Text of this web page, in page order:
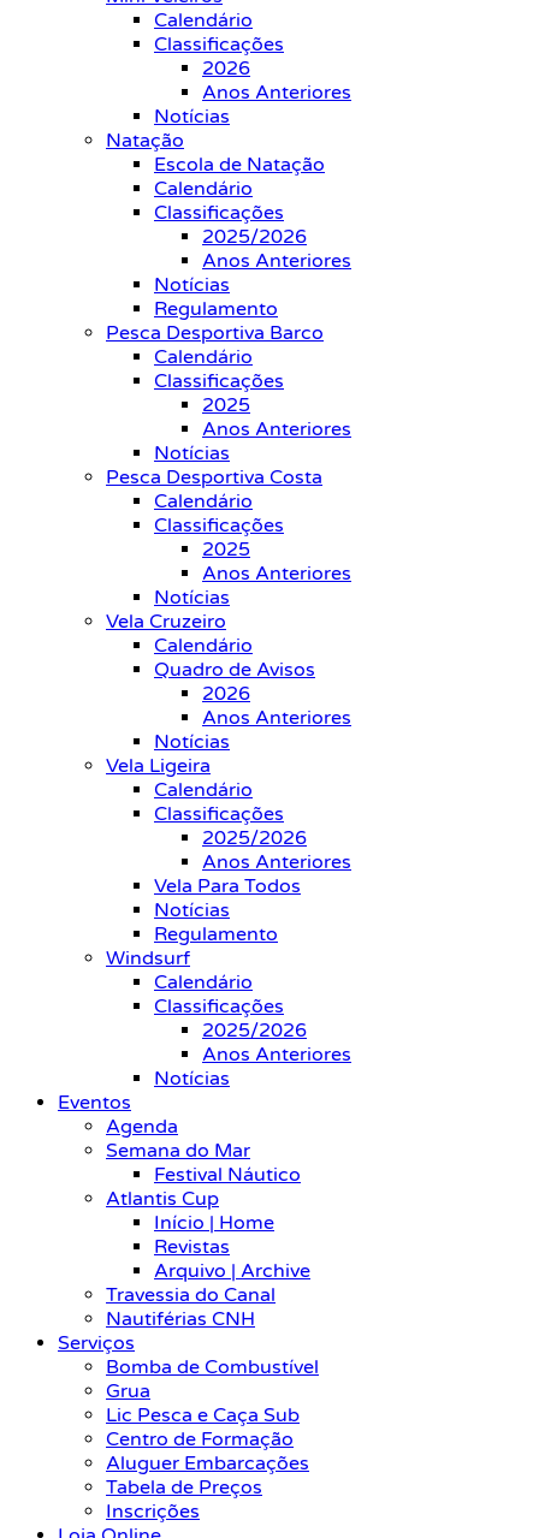
Calendário
Classificações
2026
Anos Anteriores
Notícias
Natação
Escola de Natação
Calendário
Classificações
2025/2026
Anos Anteriores
Notícias
Regulamento
Pesca Desportiva Barco
Calendário
Classificações
2025
Anos Anteriores
Notícias
Pesca Desportiva Costa
Calendário
Classificações
2025
Anos Anteriores
Notícias
Vela Cruzeiro
Calendário
Quadro de Avisos
2026
Anos Anteriores
Notícias
Vela Ligeira
Calendário
Classificações
2025/2026
Anos Anteriores
Vela Para Todos
Notícias
Regulamento
Windsurf
Calendário
Classificações
2025/2026
Anos Anteriores
Notícias
Eventos
Agenda
Semana do Mar
Festival Náutico
Atlantis Cup
Início | Home
Revistas
Arquivo | Archive
Travessia do Canal
Nautiférias CNH
Serviços
Bomba de Combustível
Grua
Lic Pesca e Caça Sub
Centro de Formação
Aluguer Embarcações
Tabela de Preços
Inscrições